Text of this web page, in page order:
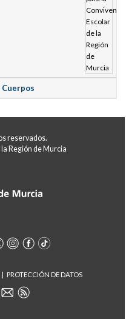
reservados.
Región de Murcia
PROTECCIÓN DE DATOS